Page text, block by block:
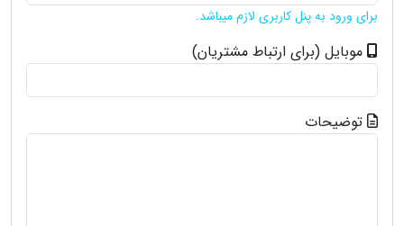
برای ورود به پنل کاربری لازم میباشد.
موبایل (برای ارتباط مشتریان)
توضیحات